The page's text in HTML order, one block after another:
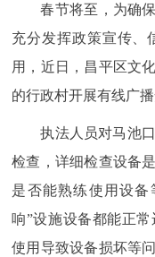
春节将至，为确
充分发挥政策宣传、
用，近日，昌平区文
的行政村开展有线广
执法人员对马池
检查，详细检查设备
是否能熟练使用设
响”设施设备都能正
使用导致设备损坏等